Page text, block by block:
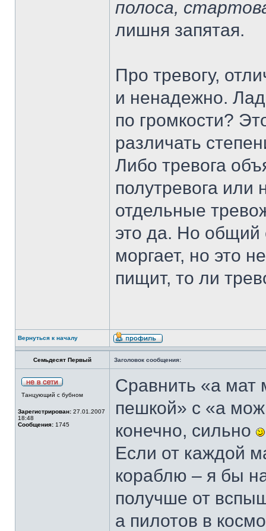
полоса,
лишня запятая.
Про тревогу,
и ненадежно.
по громкости?
различать
Либо тревога
полутревога или
отдельные
это да. Но общий
моргает, но это
пищит, то ли
Вернуться к началу
Семьдесят Первый Заголовок сообщения:
Танцующий с бубном
Зарегистрирован: 27.01.2007
18:48
Сообщения: 1745
Сравнить «а мат
пешкой» с «а
конечно, сильно
Если от каждой
кораблю – я бы
получше от
а пилотов в